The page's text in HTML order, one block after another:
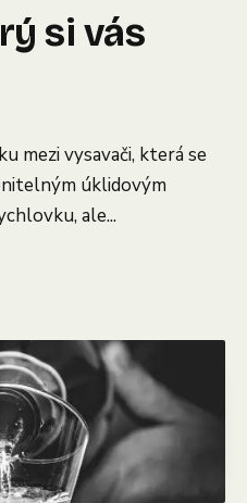
si vás
mezi vysavači, která se
úklidovým
ale...